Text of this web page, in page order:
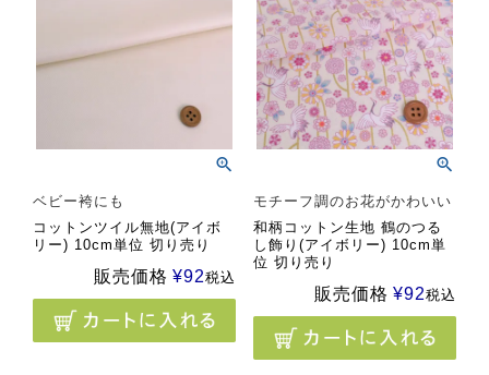
ベビー袴にも
コットンツイル無地(アイボ
リー) 10cm単位 切り売り
販売価格 ¥92税込
モチーフ調のお花がかわいい
和柄コットン生地 鶴のつる
し飾り(アイボリー) 10cm単
位 切り売り
販売価格 ¥92税込